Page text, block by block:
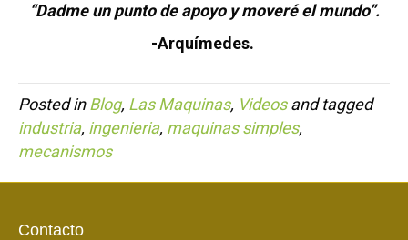
“Dadme un punto de apoyo y moveré el mundo”.
-Arquímedes.
Posted inBlog, Las Maquinas, Videosand tagged
industria, ingenieria, maquinas simples,
mecanismos
Contacto